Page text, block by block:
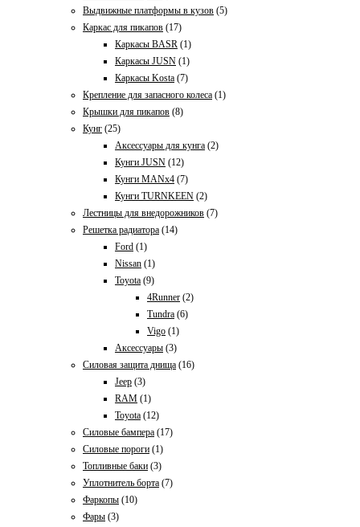
Выдвижные платформы в кузов (5)
Каркас для пикапов (17)
Каркасы BASR (1)
Каркасы JUSN (1)
Каркасы Kosta (7)
Крепление для запасного колеса (1)
Крышки для пикапов (8)
Кунг (25)
Аксессуары для кунга (2)
Кунги JUSN (12)
Кунги MANx4 (7)
Кунги TURNKEEN (2)
Лестницы для внедорожников (7)
Решетка радиатора (14)
Ford (1)
Nissan (1)
Toyota (9)
4Runner (2)
Tundra (6)
Vigo (1)
Аксессуары (3)
Силовая защита днища (16)
Jeep (3)
RAM (1)
Toyota (12)
Силовые бампера (17)
Силовые пороги (1)
Топливные баки (3)
Уплотнитель борта (7)
Фаркопы (10)
Фары (3)